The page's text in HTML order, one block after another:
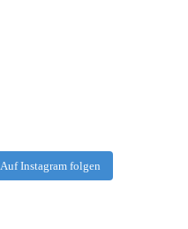
Auf Instagram folgen